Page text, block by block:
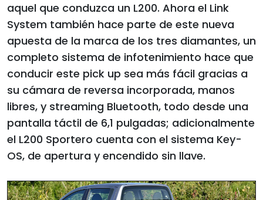
aquel que conduzca un L200. Ahora el Link
System también hace parte de este nueva
apuesta de la marca de los tres diamantes, un
completo sistema de infotenimiento hace que
conducir este pick up sea más fácil gracias a
su cámara de reversa incorporada, manos
libres, y streaming Bluetooth, todo desde una
pantalla táctil de 6,1 pulgadas; adicionalmente
el L200 Sportero cuenta con el sistema Key-
OS, de apertura y encendido sin llave.